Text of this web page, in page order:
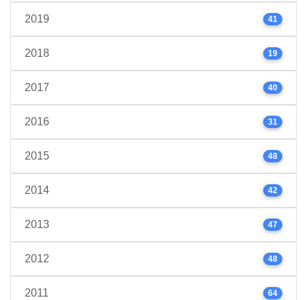
2019 41
2018 19
2017 40
2016 31
2015 48
2014 42
2013 47
2012 48
2011 64